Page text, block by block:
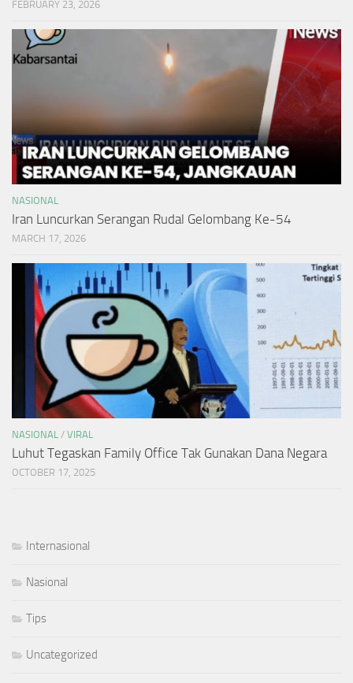
FEBRUARY 23, 2026
NASIONAL
Iran Luncurkan Serangan Rudal Gelombang Ke-54
MARCH 17, 2026
NASIONAL / VIRAL
Luhut Tegaskan Family Office Tak Gunakan Dana Negara
OCTOBER 17, 2025
Internasional
Nasional
Tips
Uncategorized